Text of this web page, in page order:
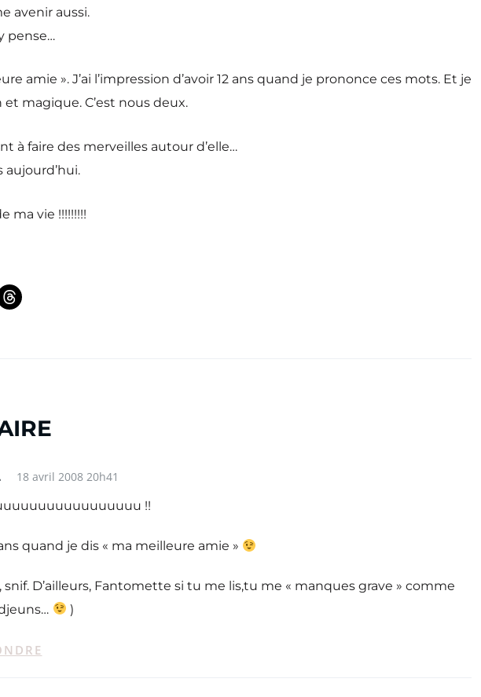
avenir aussi.
pense…
». J’ai l’impression d’avoir 12 ans quand je prononce ces mots. Et je
et magique. C’est nous deux.
à faire des merveilles autour d’elle…
aujourd’hui.
ma vie !!!!!!!!!
18 avril 2008 20h41
!!
quand je dis « ma meilleure amie »
D’ailleurs, Fantomette si tu me lis,tu me « manques grave » comme
)